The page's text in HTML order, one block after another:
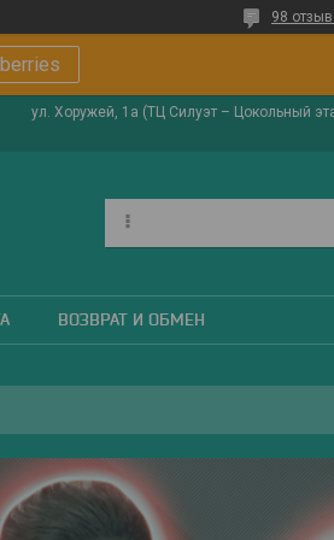
98
ул. Хоружей, 1а (ТЦ Силуэт – Цокольный
ВОЗВРАТ И ОБМЕН